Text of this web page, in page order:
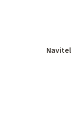
Navitel